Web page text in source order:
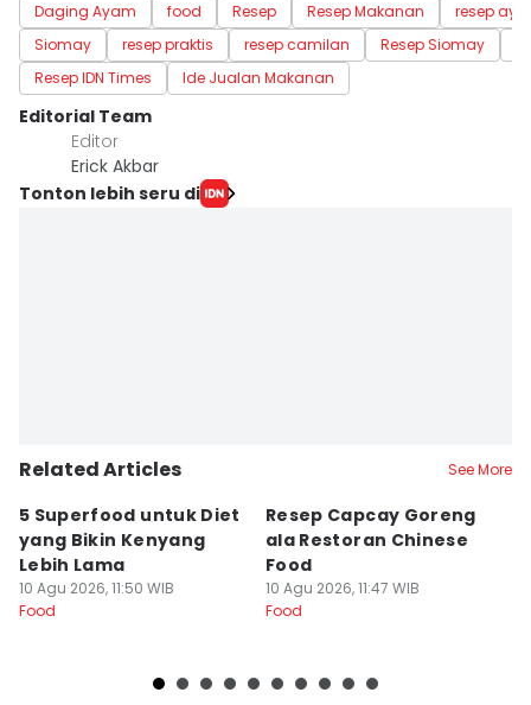
Daging Ayam food Resep Resep Makanan
resep
Siomay
resep praktis resep camilan Resep Siomay
Resep IDN Times
Ide Jualan Makanan
Editorial Team
Editor
Erick Akbar
Tonton lebih seru di
Related Articles See More
5 Superfood untuk Diet
yang Bikin Kenyang
Lebih Lama
10 Agu 2026, 11:50 WIB
Food
Resep Capcay Goreng
ala Restoran Chinese
Food
10 Agu 2026, 11:47 WIB
Food